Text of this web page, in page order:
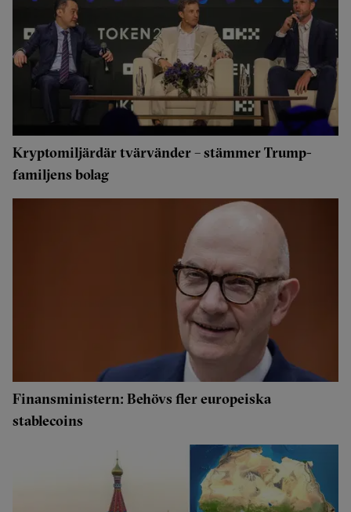
Kryptomiljärdär tvärvänder – stämmer Trump-
familjens bolag
Finansministern: Behövs fler europeiska
stablecoins